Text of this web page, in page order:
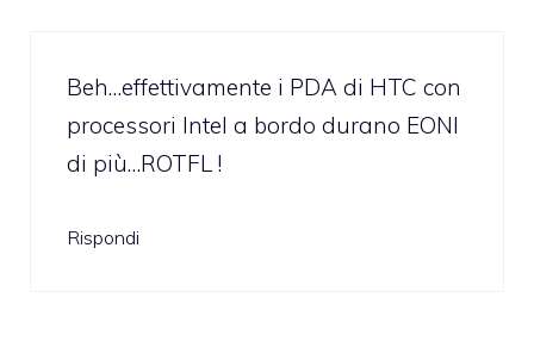
Beh…effettivamente i PDA di HTC con
processori Intel a bordo durano EONI
di più…ROTFL !
Rispondi